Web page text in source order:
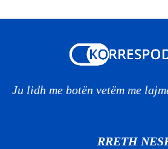
Ju lidh me botën vetëm me
RRETH